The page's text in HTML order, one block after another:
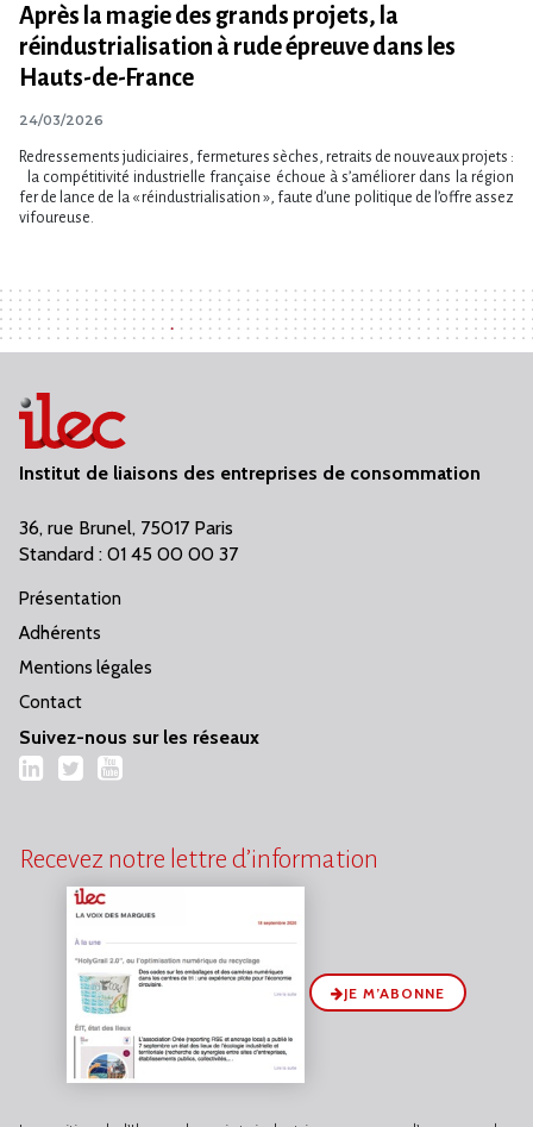
Après la magie des grands projets, la
réindustrialisation à rude épreuve dans les
Hauts-de-France
24/03/2026
Redressements judiciaires, fermetures sèches, retraits de nouveaux projets :
la compétitivité industrielle française échoue à s’améliorer dans la région
fer de lance de la « réindustrialisation », faute d’une politique de l’offre assez
vifoureuse.
Institut de liaisons des entreprises de consommation
36, rue Brunel, 75017 Paris
Standard : 01 45 00 00 37
Présentation
Adhérents
Mentions légales
Contact
Suivez-nous sur les réseaux
LinkedIn
TwitterYouTube
Recevez notre lettre d’information
JE M’ABONNE